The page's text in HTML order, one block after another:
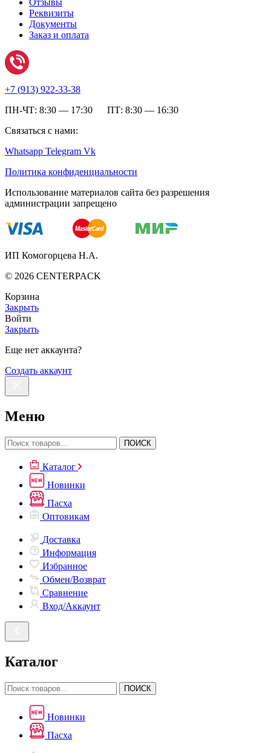
Отзывы
Реквизиты
Документы
Заказ и оплата
+7 (913) 922-33-38
ПН-ЧТ: 8:30 — 17:30 ПТ: 8:30 — 16:30
Связаться с нами:
Whatsapp Telegram Vk
Политика конфиденциальности
Использование материалов сайта без разрешения
администрации запрещено
ИП Комогорцева Н.А.
© 2026 CENTERPACK
Корзина
Закрыть
Войти
Закрыть
Еще нет аккаунта?
Создать аккаунт
Меню
ПОИСК
Каталог
Новинки
Пасха
Оптовикам
Доставка
Информация
Избранное
Обмен/Возврат
Сравнение
Вход/Аккаунт
Каталог
ПОИСК
Новинки
Пасха